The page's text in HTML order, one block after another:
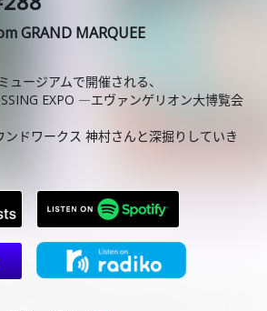
GRAND MARQUEE
ージアムで開催される、
EXPO ―エヴァンゲリオン大博覧会
ンドワークス 神村さんと深掘りしていき